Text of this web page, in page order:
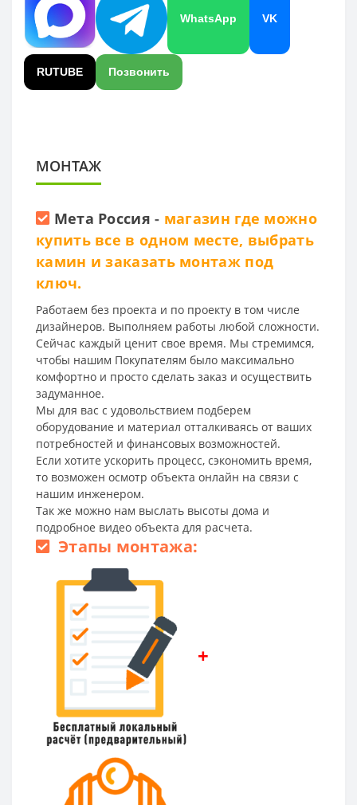
WhatsApp VK
RUTUBE Позвонить
МОНТАЖ
Мета Россия - магазин где можно
купить все в одном месте, выбрать
камин и заказать монтаж под
ключ.
Работаем без проекта и по проекту в том числе
дизайнеров. Выполняем работы любой сложности.
Сейчас каждый ценит свое время. Мы стремимся,
чтобы нашим Покупателям было максимально
комфортно и просто сделать заказ и осуществить
задуманное.
Мы для вас с удовольствием подберем
оборудование и материал отталкиваясь от ваших
потребностей и финансовых возможностей.
Если хотите ускорить процесс, сэкономить время,
то возможен осмотр объекта онлайн на связи с
нашим инженером.
Так же можно нам выслать высоты дома и
подробное видео объекта для расчета.
Этапы монтажа:
+